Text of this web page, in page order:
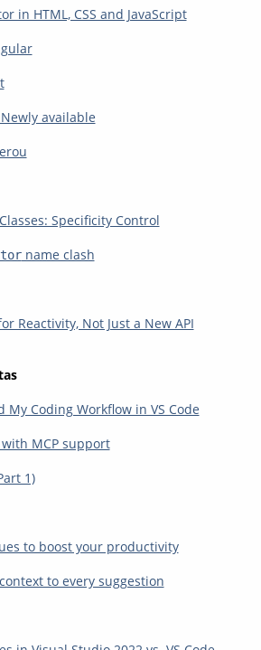
in HTML, CSS and JavaScript
available
Specificity Control
name clash
Reactivity, Not Just a New API
Coding Workflow in VS Code
MCP support
1)
to boost your productivity
to every suggestion